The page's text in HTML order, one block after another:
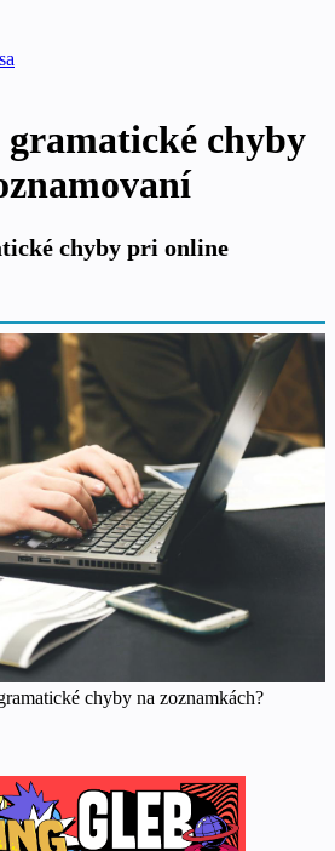
gramatické chyby
chyby pri online
chyby na zoznamkách?